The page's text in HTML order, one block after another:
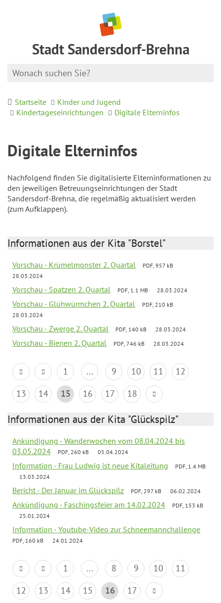
Stadt Sandersdorf-Brehna
Startseite
Kinder und Jugend
Kindertageseinrichtungen
Digitale Elterninfos
Digitale Elterninfos
Nachfolgend finden Sie digitalisierte Elterninformationen zu
den jeweiligen Betreuungseinrichtungen der Stadt
Sandersdorf-Brehna, die regelmäßig aktualisiert werden
(zum Aufklappen).
Informationen aus der Kita "Borstel"
Vorschau - Krümelmonster 2. Quartal
PDF, 957 kB
28.03.2024
Vorschau - Spatzen 2. Quartal PDF, 1.1 MB 28.03.2024
Vorschau - Glühwürmchen 2. Quartal
PDF, 210 kB
28.03.2024
Vorschau - Zwerge 2. Quartal PDF, 140 kB 28.03.2024
Vorschau - Bienen 2. Quartal PDF, 746 kB 28.03.2024
1 ... 9 10 11
12
13
14 15 16 17 18
Informationen aus der Kita "Glückspilz"
Ankündigung - Wanderwochen vom 08.04.2024 bis
03.05.2024
PDF, 260 kB 05.04.2024
Information - Frau Ludwig ist neue Kitaleitung
PDF, 1.4 MB
13.03.2024
Bericht - Der Januar im Glückspilz PDF, 297 kB 06.02.2024
Ankündigung - Faschingsfeier am 14.02.2024
PDF, 153 kB
25.01.2024
Information - Youtube-Video zur Schneemannchallenge
PDF, 160 kB 24.01.2024
1 ... 8 9 10
11
12
13 14 15 16 17